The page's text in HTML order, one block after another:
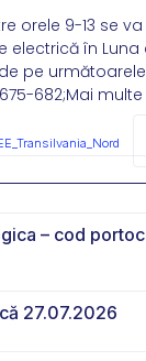
orele 9-13 se
în Luna
pe următoarele
682;Mai
– cod
27.07.2026